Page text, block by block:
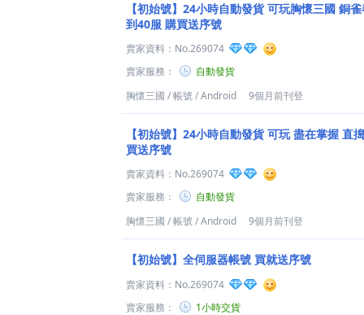
【初始號】24小時自動發貨 可玩胸懷三國 銅
到40服 購買送序號
賣家資料： No.269074
賣家服務：
自動發貨
胸懷三國 /帳號/Android 9個月前刊登
【初始號】24小時自動發貨 可玩 盡在掌握 直
買送序號
賣家資料： No.269074
賣家服務：
自動發貨
胸懷三國 /帳號/Android 9個月前刊登
【初始號】全伺服器帳號 買就送序號
賣家資料： No.269074
賣家服務：
1小時交貨